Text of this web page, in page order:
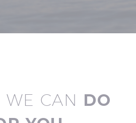
WE CAN DO